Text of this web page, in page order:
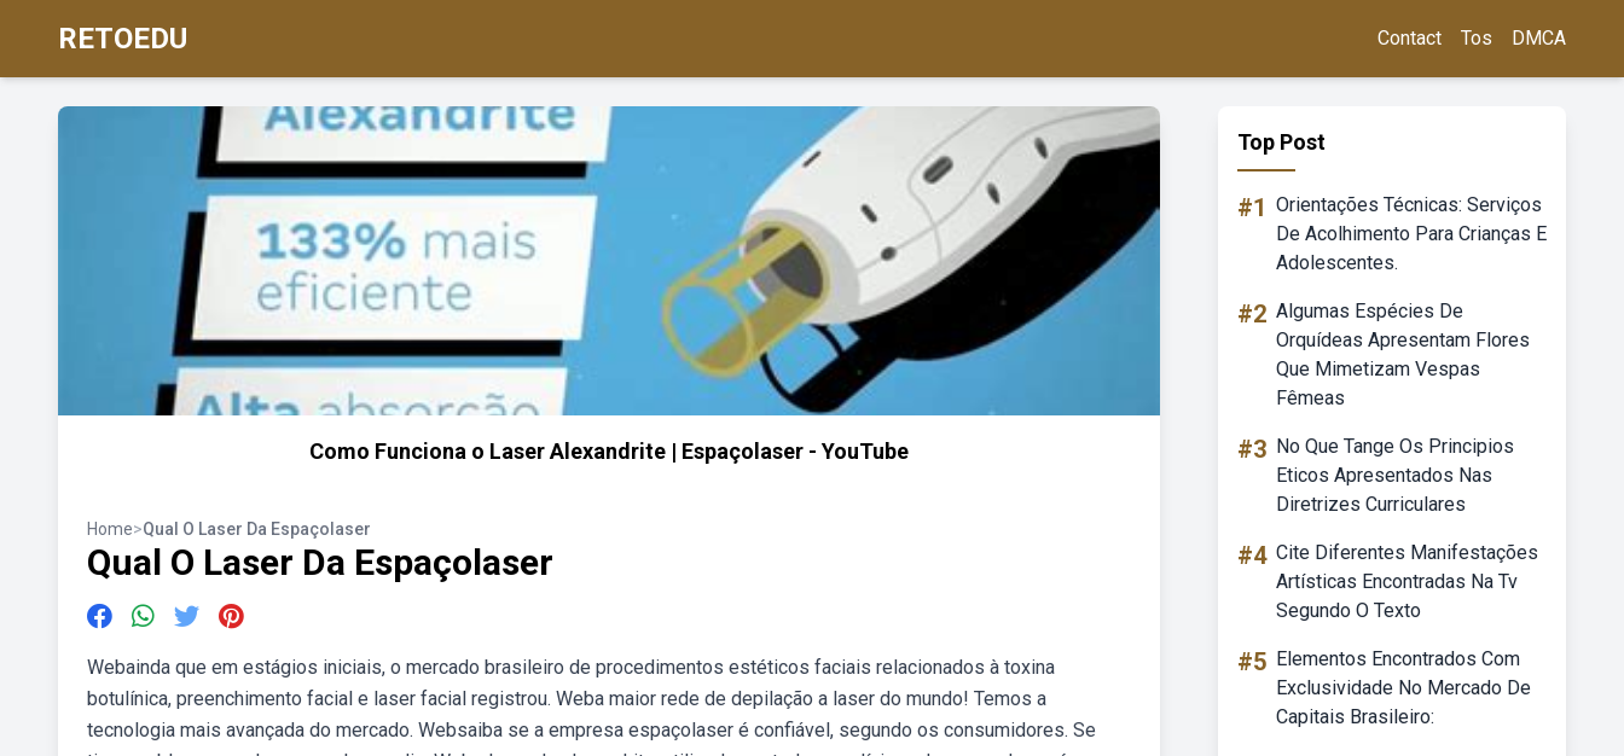
RETOEDU Contact Tos DMCA
Como Funciona o Laser Alexandrite | Espaçolaser - YouTube
Home>Qual O Laser Da Espaçolaser
Qual O Laser Da Espaçolaser
Webainda que em estágios iniciais, o mercado brasileiro de procedimentos estéticos faciais relacionados à toxina
botulínica, preenchimento facial e laser facial registrou. Weba maior rede de depilação a laser do mundo! Temos a
tecnologia mais avançada do mercado. Websaiba se a empresa espaçolaser é confiável, segundo os consumidores. Se
Top Post
#1 Orientações Técnicas: Serviços
De Acolhimento Para Crianças E
Adolescentes.
#2 Algumas Espécies De
Orquídeas Apresentam Flores
Que Mimetizam Vespas
Fêmeas
#3 No Que Tange Os Principios
Eticos Apresentados Nas
Diretrizes Curriculares
#4 Cite Diferentes Manifestações
Artísticas Encontradas Na Tv
Segundo O Texto
#5 Elementos Encontrados Com
Exclusividade No Mercado De
Capitais Brasileiro: